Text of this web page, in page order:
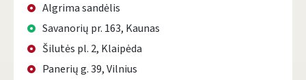
Algrima sandėlis
Savanorių pr. 163, Kaunas
Šilutės pl. 2, Klaipėda
Panerių g. 39, Vilnius